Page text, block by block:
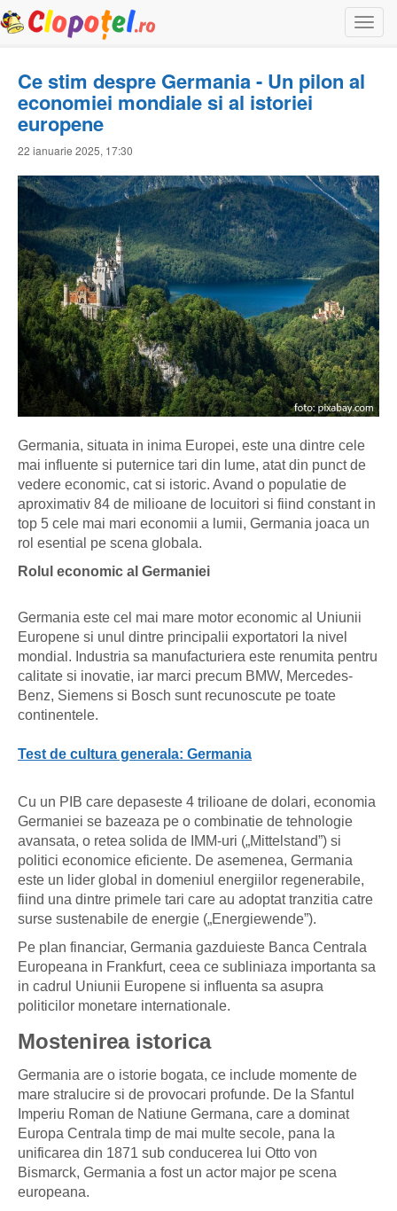
Ce stim despre Germania - Un pilon al
economiei mondiale si al istoriei
europene
22 ianuarie 2025, 17:30
Germania, situata in inima Europei, este una dintre cele
mai influente si puternice tari din lume, atat din punct de
vedere economic, cat si istoric. Avand o populatie de
aproximativ 84 de milioane de locuitori si fiind constant in
top 5 cele mai mari economii a lumii, Germania joaca un
rol esential pe scena globala.
Rolul economic al Germaniei
Germania este cel mai mare motor economic al Uniunii
Europene si unul dintre principalii exportatori la nivel
mondial. Industria sa manufacturiera este renumita pentru
calitate si inovatie, iar marci precum BMW, Mercedes-
Benz, Siemens si Bosch sunt recunoscute pe toate
continentele.
Test de cultura generala: Germania
Cu un PIB care depaseste 4 trilioane de dolari, economia
Germaniei se bazeaza pe o combinatie de tehnologie
avansata, o retea solida de IMM-uri („Mittelstand”) si
politici economice eficiente. De asemenea, Germania
este un lider global in domeniul energiilor regenerabile,
fiind una dintre primele tari care au adoptat tranzitia catre
surse sustenabile de energie („Energiewende”).
Pe plan financiar, Germania gazduieste Banca Centrala
Europeana in Frankfurt, ceea ce subliniaza importanta sa
in cadrul Uniunii Europene si influenta sa asupra
politicilor monetare internationale.
Mostenirea istorica
Germania are o istorie bogata, ce include momente de
mare stralucire si de provocari profunde. De la Sfantul
Imperiu Roman de Natiune Germana, care a dominat
Europa Centrala timp de mai multe secole, pana la
unificarea din 1871 sub conducerea lui Otto von
Bismarck, Germania a fost un actor major pe scena
europeana.